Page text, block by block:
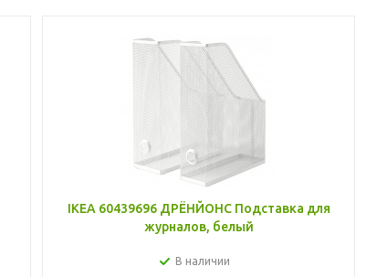
IKEA 60439696 ДРЁНЙОНС Подставка для
журналов, белый
В наличии